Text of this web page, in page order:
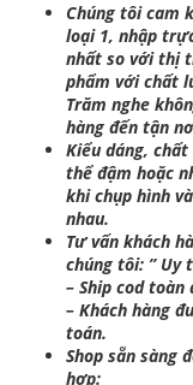
Chúng tôi cam
loại 1, nhập
nhất so với thị
phẩm với chất
Trăm nghe
hàng đến tận
Kiểu dáng,
thể đậm hoặc
khi chụp hình
nhau.
Tư vấn khách
chúng tôi: ” Uy
– Ship cod
– Khách hàng
toán.
Shop sẵn sàng
hợp: